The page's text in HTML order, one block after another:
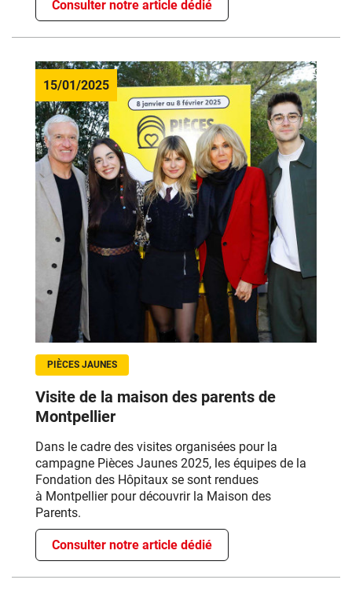
Consulter notre article dédié
15/01/2025
PIÈCES JAUNES
Visite de la maison des parents de
Montpellier
Dans le cadre des visites organisées pour la
campagne Pièces Jaunes 2025, les équipes de la
Fondation des Hôpitaux se sont rendues
à Montpellier pour découvrir la Maison des
Parents.
Consulter notre article dédié